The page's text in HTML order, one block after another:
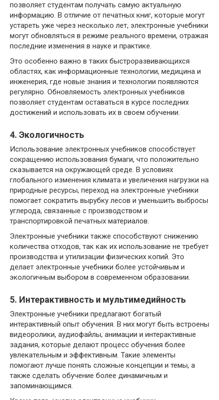
позволяет студентам получать самую актуальную
информацию. В отличие от печатных книг, которые могут
устареть уже через несколько лет, электронные учебники
могут обновляться в режиме реального времени, отражая
последние изменения в науке и практике.
Это особенно важно в таких быстроразвивающихся
областях, как информационные технологии, медицина и
инженерия, где новые знания и технологии появляются
регулярно. Обновляемость электронных учебников
позволяет студентам оставаться в курсе последних
достижений и использовать их в своем обучении.
4. Экологичность
Использование электронных учебников способствует
сокращению использования бумаги, что положительно
сказывается на окружающей среде. В условиях
глобального изменения климата и увеличения нагрузки на
природные ресурсы, переход на электронные учебники
помогает сократить вырубку лесов и уменьшить выбросы
углерода, связанные с производством и
транспортировкой печатных материалов.
Электронные учебники также способствуют снижению
количества отходов, так как их использование не требует
производства и утилизации физических копий. Это
делает электронные учебники более устойчивым и
экологичным выбором в современном образовании.
5. Интерактивность и мультимедийность
Электронные учебники предлагают богатый
интерактивный опыт обучения. В них могут быть встроены
видеоролики, аудиофайлы, анимации и интерактивные
задания, которые делают процесс обучения более
увлекательным и эффективным. Такие элементы
помогают лучше понять сложные концепции и темы, а
также сделать обучение более динамичным и
запоминающимся.